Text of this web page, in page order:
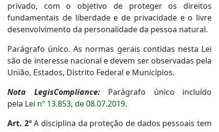
privado, com o objetivo de proteger os direitos
fundamentais de liberdade e de privacidade e o livre
desenvolvimento da personalidade da pessoa natural.
Parágrafo único. As normas gerais contidas nesta Lei
são de interesse nacional e devem ser observadas pela
União, Estados, Distrito Federal e Municípios.
Nota LegisCompliance:Parágrafo único incluído
pela Lei nº 13.853, de 08.07.2019.
Art. 2ºA disciplina da proteção de dados pessoais tem